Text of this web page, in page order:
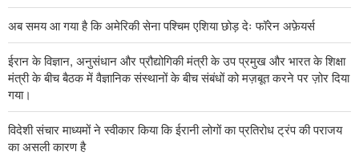
अब समय आ गया है कि अमेरिकी सेना पश्चिम एशिया छोड़ देः फॉरेन अफ़ेयर्स
ईरान के विज्ञान, अनुसंधान और प्रौद्योगिकी मंत्री के उप प्रमुख और भारत के शिक्षा
मंत्री के बीच बैठक में वैज्ञानिक संस्थानों के बीच संबंधों को मज़बूत करने पर ज़ोर दिया
गया।
विदेशी संचार माध्यमों ने स्वीकार किया कि ईरानी लोगों का प्रतिरोध ट्रंप की पराजय
का असली कारण है